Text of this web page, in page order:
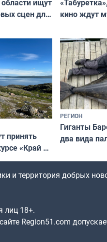
ищут
сцен для
фильме
кино ждут
принять
«Край у
фотогид
округу»
РЕГИОН
Гиганты
два вида
и территория добрых
лиц 18+.
Region51.com